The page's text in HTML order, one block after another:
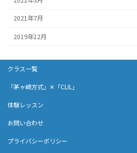
2021年7月
2019年12月
クラス一覧
「茅ヶ崎方式」✕「CLIL」
体験レッスン
お問い合わせ
プライバシーポリシー